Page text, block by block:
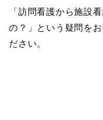
「訪問看護から施設
の？」という疑問を
ださい。